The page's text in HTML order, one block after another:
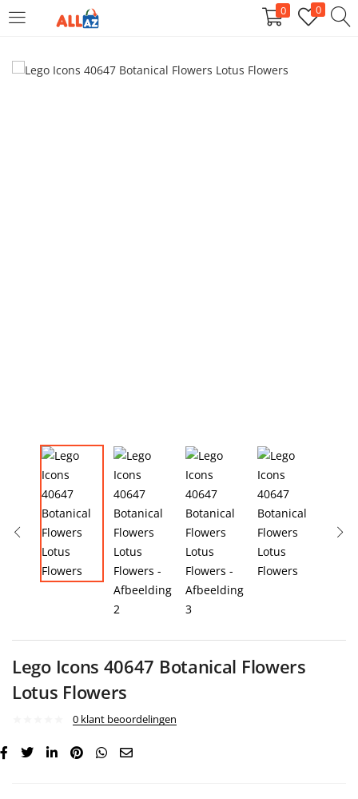
0 0
INLOGGEN REGISTEREN
Lego Icons 40647 Botanical Flowers
Lotus Flowers
0 klant beoordelingen